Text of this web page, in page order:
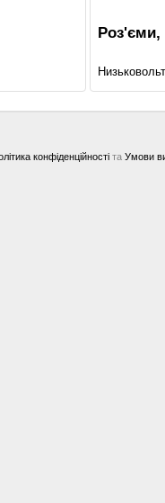
Роз'єми,
конфіденційності та Умови